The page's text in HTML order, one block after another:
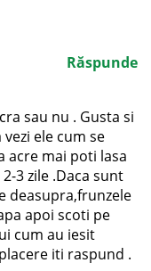
sau nu . Gusta si
ele cum se
acre mai poti lasa
3 zile .Daca sunt
deasupra,frunzele
apoi scoti pe
cum au iesit
iti raspund .
Răspunde